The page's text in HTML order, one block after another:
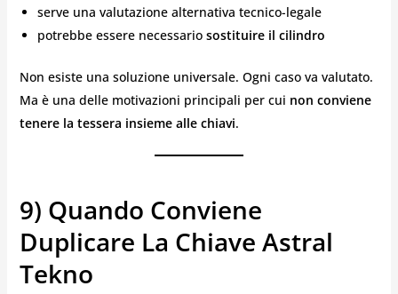
serve una valutazione alternativa tecnico-legale
potrebbe essere necessario sostituire il cilindro
Non esiste una soluzione universale. Ogni caso va valutato.
Ma è una delle motivazioni principali per cui non conviene
tenere la tessera insieme alle chiavi.
9) Quando Conviene
Duplicare La Chiave Astral
Tekno